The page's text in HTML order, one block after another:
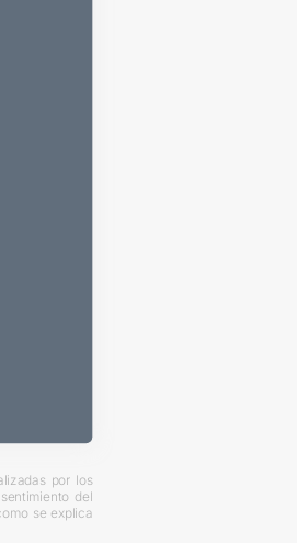
por los
del
se explica